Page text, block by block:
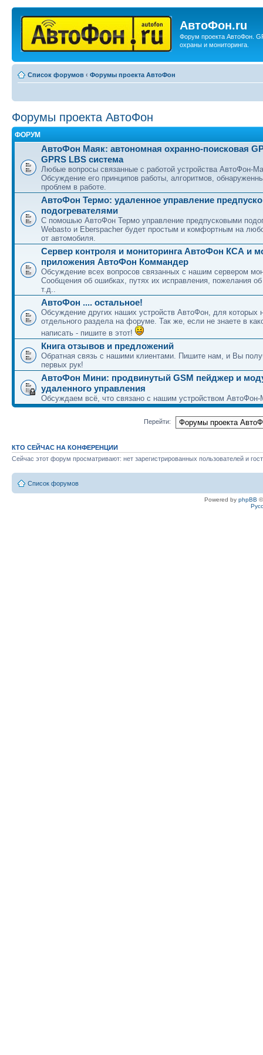
АвтоФон.ru
Форум проекта АвтоФон.
охраны и мониторинга.
Список форумов ‹ Форумы проекта АвтоФон
Форумы проекта АвтоФон
ФОРУМ
АвтоФон Маяк: автономная охранно-поисковая
GPRS LBS система
Любые вопросы связанные с работой устройства АвтоФон-
Обсуждение его принципов работы, алгоритмов,
проблем в работе.
АвтоФон Термо: удаленное управление
подогревателями
С помошью АвтоФон Термо управление предпусковыми
Webasto и Eberspacher будет простым и комфортным на
от автомобиля.
Сервер контроля и мониторинга АвтоФон КСА и
приложения АвтоФон Коммандер
Обсуждение всех вопросов связанных с нашим сервером
Сообщения об ошибках, путях их исправления, пожелания
т.д..
АвтоФон .... остальное!
Обсуждение других наших устройств АвтоФон, для которых
отдельного раздела на форуме. Так же, если не знаете в
написать - пишите в этот!
Книга отзывов и предложений
Обратная связь с нашими клиентами. Пишите нам, и Вы
первых рук!
АвтоФон Мини: продвинутый GSM пейджер и
удаленного управления
Обсуждаем всё, что связано с нашим устройством
Перейти:
КТО СЕЙЧАС НА КОНФЕРЕНЦИИ
Сейчас этот форум просматривают: нет зарегистрированных пользователей и
Список форумов
Powered by phpBB